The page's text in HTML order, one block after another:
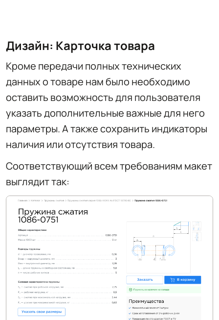
Дизайн: Карточка товара
Кроме передачи полных технических
данных о товаре нам было необходимо
оставить возможность для пользователя
указать дополнительные важные для него
параметры. А также сохранить индикаторы
наличия или отсутствия товара.
Соответствующий всем требованиям макет
выглядит так: